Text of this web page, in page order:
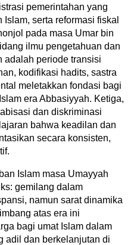
pemerintahan yang
serta reformasi fiskal
pada masa Umar bin
ilmu pengetahuan dan
adalah periode transisi
kodifikasi hadits, sastra
meletakkan fondasi bagi
era Abbasiyyah. Ketiga,
dan diskriminasi
bahwa keadilan dan
secara konsisten,
Islam masa Umayyah
gemilang dalam
namun sarat dinamika
atas era ini
bagi umat Islam dalam
adil dan berkelanjutan di